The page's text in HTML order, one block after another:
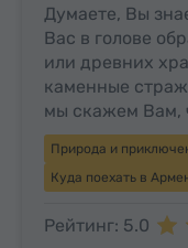
Думаете, Вы
Вас в голове
или древних
каменные
мы скажем Вам,
Природа и
Куда поехать в
Рейтинг: 5.0